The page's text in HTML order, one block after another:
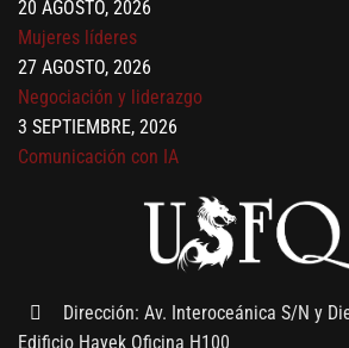
Mujeres líderes
27 AGOSTO, 2026
Negociación y liderazgo
3 SEPTIEMBRE, 2026
Comunicación con IA
7 SEPTIEMBRE, 2026
Finanzas para no financieros
Dirección: Av. Interoceánica S/N y
Edificio Hayek Oficina H100